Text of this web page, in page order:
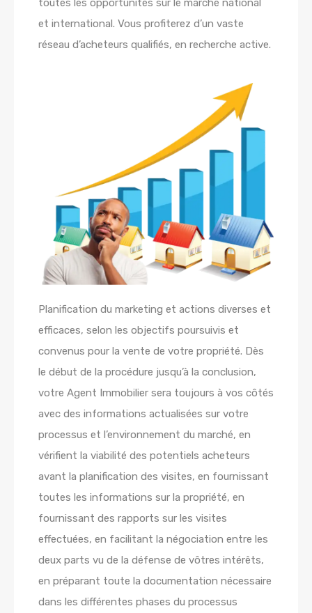
toutes les opportunités sur le marché national
et international. Vous profiterez d’un vaste
réseau d’acheteurs qualifiés, en recherche active.
Planification du marketing et actions diverses et
efficaces, selon les objectifs poursuivis et
convenus pour la vente de votre propriété. Dès
le début de la procédure jusqu’à la conclusion,
votre Agent Immobilier sera toujours à vos côtés
avec des informations actualisées sur votre
processus et l’environnement du marché, en
vérifient la viabilité des potentiels acheteurs
avant la planification des visites, en fournissant
toutes les informations sur la propriété, en
fournissant des rapports sur les visites
effectuées, en facilitant la négociation entre les
deux parts vu de la défense de vôtres intérêts,
en préparant toute la documentation nécessaire
dans les différentes phases du processus